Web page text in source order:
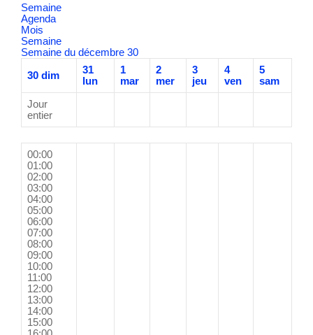
Semaine
Agenda
Mois
Semaine
Semaine du décembre 30
30 dim
31
lun
1
mar
2
mer
3
jeu
4
ven
5
sam
Jour
entier
00:00
01:00
02:00
03:00
04:00
05:00
06:00
07:00
08:00
09:00
10:00
11:00
12:00
13:00
14:00
15:00